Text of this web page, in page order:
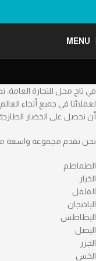
MENU
في تاج محل للتجارة العامة،
لعملائنا في جميع أنحاء
أن نحصل على الخضار الطازجة
نحن نقدم مجموعة واسعة
الطماطم
الخيار
الفلفل
الباذنجان
البطاطس
البصل
الجزر
الخس